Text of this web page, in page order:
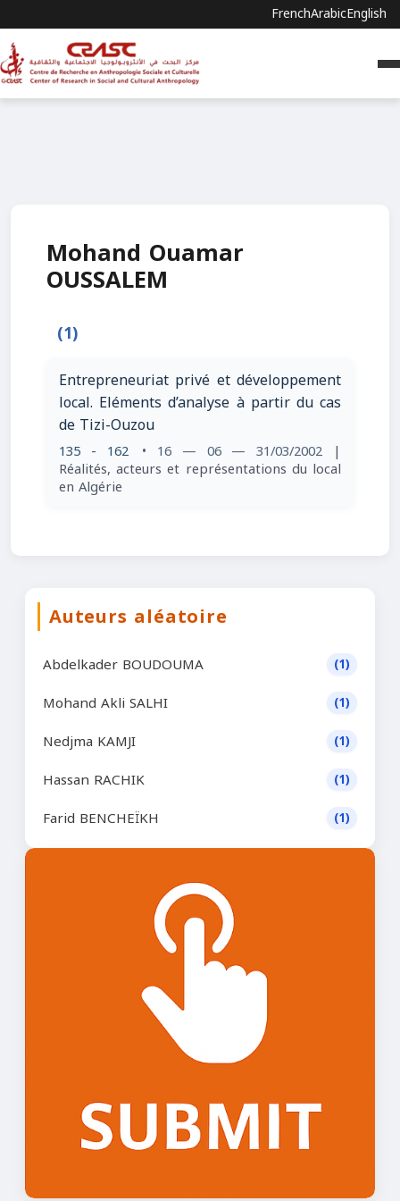
FrenchArabicEnglish
Mohand Ouamar
OUSSALEM
(1)
Entrepreneuriat privé et développement
local. Eléments d’analyse à partir du cas
de Tizi-Ouzou
135 - 162 • 16 — 06 — 31/03/2002 |
Réalités, acteurs et représentations du local
en Algérie
Auteurs aléatoire
Abdelkader BOUDOUMA (1)
Mohand Akli SALHI (1)
Nedjma KAMJI (1)
Hassan RACHIK (1)
Farid BENCHEÏKH (1)